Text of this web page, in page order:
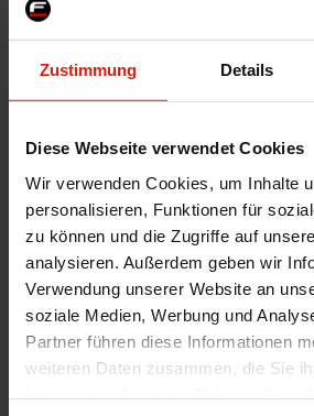
Zustimmung Details
Diese Webseite verwendet Cookies
Wir verwenden Cookies, um Inhalte
personalisieren, Funktionen für
zu können und die Zugriffe auf
analysieren. Außerdem geben wir
Verwendung unserer Website an
soziale Medien, Werbung und
Partner führen diese Informationen
weiteren Daten zusammen, die Sie
Nicht vorrätig, kontaktieren Sie
32,99 €
Auf